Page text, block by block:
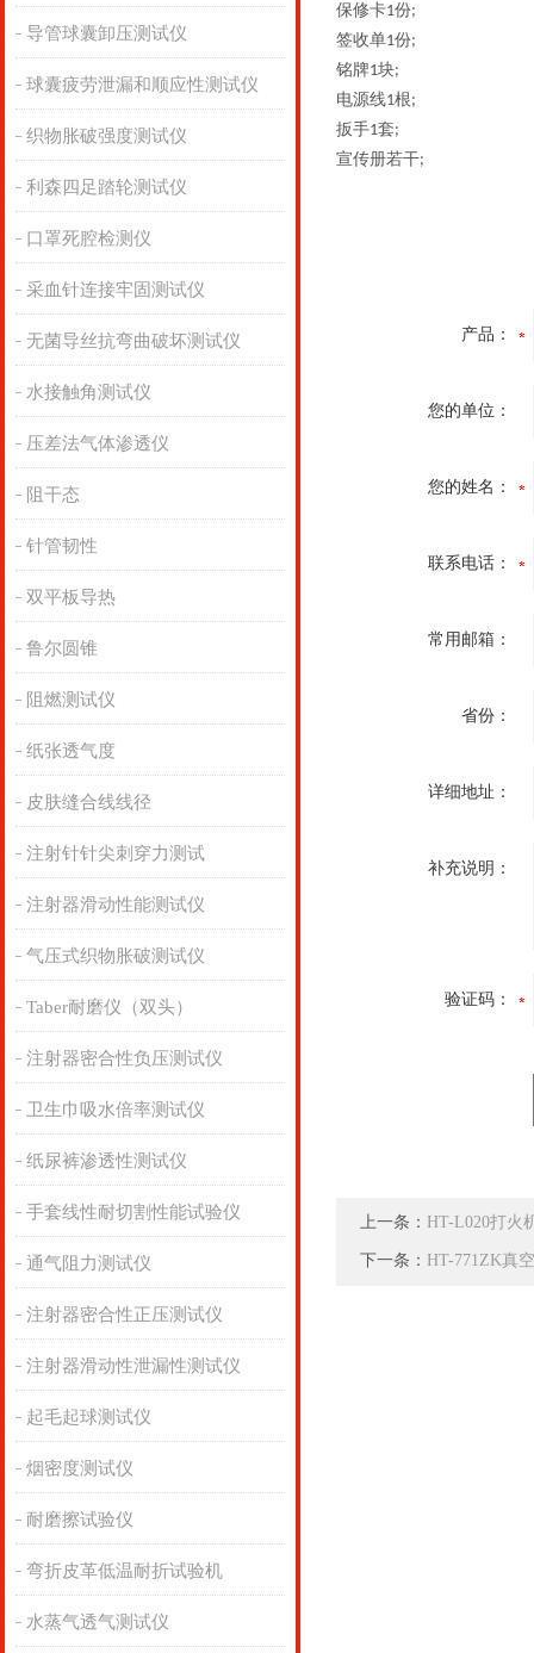
导管球囊卸压测试仪
球囊疲劳泄漏和顺应性测试仪
织物胀破强度测试仪
利森四足踏轮测试仪
口罩死腔检测仪
采血针连接牢固测试仪
无菌导丝抗弯曲破坏测试仪
水接触角测试仪
压差法气体渗透仪
阻干态
针管韧性
双平板导热
鲁尔圆锥
阻燃测试仪
纸张透气度
皮肤缝合线线径
注射针针尖刺穿力测试
注射器滑动性能测试仪
气压式织物胀破测试仪
Taber耐磨仪（双头）
注射器密合性负压测试仪
卫生巾吸水倍率测试仪
纸尿裤渗透性测试仪
手套线性耐切割性能试验仪
通气阻力测试仪
注射器密合性正压测试仪
注射器滑动性泄漏性测试仪
起毛起球测试仪
烟密度测试仪
耐磨擦试验仪
弯折皮革低温耐折试验机
水蒸气透气测试仪
保修卡1份;
签收单1份;
铭牌1块;
电源线1根;
扳手1套;
宣传册若干;
产品：
您的单位：
您的姓名：
联系电话：
常用邮箱：
省份：
详细地址：
补充说明：
验证码：
上一条： HT-L020打火
下一条： HT-771ZK真